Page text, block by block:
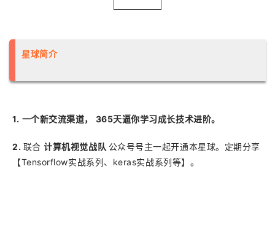
星球简介
1. 一个新交流渠道， 365天逼你学习成长技术进阶。
2. 联合计算机视觉战队 公众号号主一起开通本星球。定期分享
【Tensorflow实战系列、keras实战系列等】。